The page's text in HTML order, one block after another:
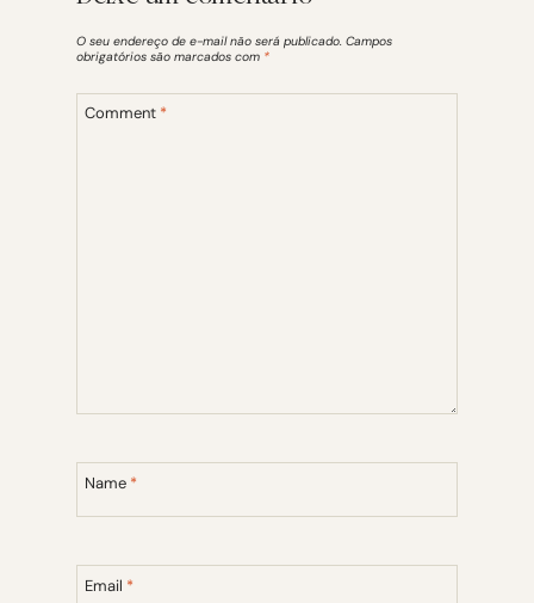
O seu endereço de e-mail não será publicado. Campos
obrigatórios são marcados com *
Comment *
Name *
Email *